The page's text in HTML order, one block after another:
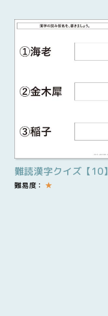
難読漢字クイズ【10】
難易度： ★